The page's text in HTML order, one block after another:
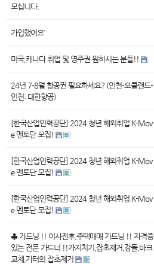
모십니다.
가입했어요`
미국,캐나다 취업 및 영주권 원하시는 분들!!
24년 7-8월 항공권 필요하세요? (인천-오클랜드-
인천: 대한항공)
[한국산업인력공단] 2024 청년 해외취업 K-Mov
e 멘토단 모집!
[한국산업인력공단] 2024 청년 해외취업 K-Mov
e 멘토단 모집!
[한국산업인력공단] 2024 청년 해외취업 K-Mov
e 멘토단 모집!
♣ 가드닝 !! 이사전후,주택매매 가드닝 !! 자격증
있는 전문 가드너 !!가지치기,잡초제거,강돌,바크
교체,가터의 잡초제거